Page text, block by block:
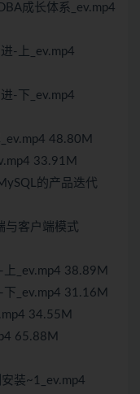
成长体系_ev.mp4
-上_ev.mp4
-下_ev.mp4
48.80M
33.91M
的产品迭代
与客户端模式
_ev.mp4 38.89M
_ev.mp4 31.16M
34.55M
65.88M
装~1_ev.mp4